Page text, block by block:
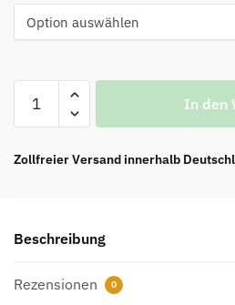
Max
Casual
Lila
In den
Zollfreier Versand innerhalb
Beschreibung
Rezensionen 0